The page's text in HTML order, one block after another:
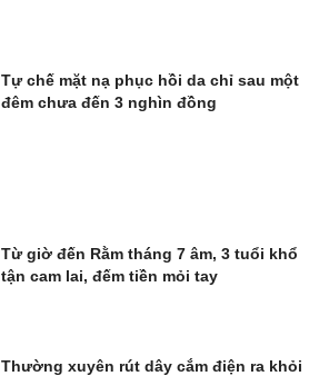
Tự chế mặt nạ phục hồi da chỉ sau một
đêm chưa đến 3 nghìn đồng
Từ giờ đến Rằm tháng 7 âm, 3 tuổi khổ
tận cam lai, đếm tiền mỏi tay
Thường xuyên rút dây cắm điện ra khỏi